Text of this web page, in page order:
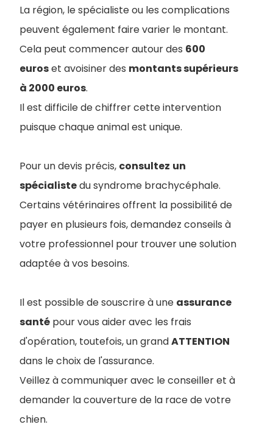
La région, le spécialiste ou les complications
peuvent également faire varier le montant.
Cela peut commencer autour des 600
euroset avoisiner des montants supérieurs
à 2000 euros.
Il est difficile de chiffrer cette intervention
puisque chaque animal est unique.
Pour un devis précis, consultez un
spécialistedu syndrome brachycéphale.
Certains vétérinaires offrent la possibilité de
payer en plusieurs fois, demandez conseils à
votre professionnel pour trouver une solution
adaptée à vos besoins.
Il est possible de souscrire à une assurance
santé pour vous aider avec les frais
d'opération, toutefois, un grandATTENTION
dans le choix de l'assurance.
Veillez à communiquer avec le conseiller et à
demander la couverture de la race de votre
chien.